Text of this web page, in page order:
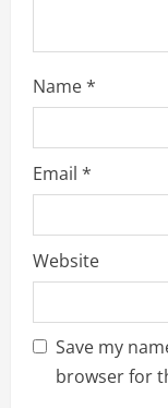
Name*
Email *
Website
Save my
browser for